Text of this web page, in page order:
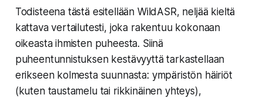
Todisteena tästä esitellään WildASR, neljää kieltä
kattava vertailutesti, joka rakentuu kokonaan
oikeasta ihmisten puheesta. Siinä
puheentunnistuksen kestävyyttä tarkastellaan
erikseen kolmesta suunnasta: ympäristön häiriöt
(kuten taustamelu tai rikkinäinen yhteys),